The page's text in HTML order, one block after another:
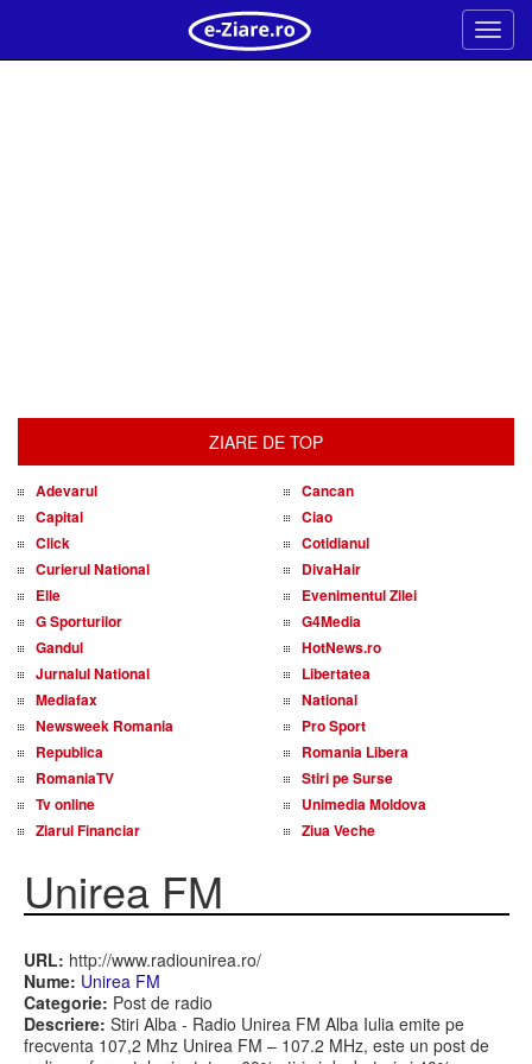
Meniu
ZIARE DE TOP
Adevarul
Cancan
Capital
Ciao
Click
Cotidianul
Curierul National
DivaHair
Elle
Evenimentul Zilei
G Sporturilor
G4Media
Gandul
HotNews.ro
Jurnalul National
Libertatea
Mediafax
National
Newsweek Romania
Pro Sport
Republica
Romania Libera
RomaniaTV
Stiri pe Surse
Tv online
Unimedia Moldova
Ziarul Financiar
Ziua Veche
Unirea FM
URL: http://www.radiounirea.ro/
Nume: Unirea FM
Categorie: Post de radio
Descriere: Stiri Alba - Radio Unirea FM Alba Iulia emite pe
frecventa 107,2 Mhz Unirea FM – 107.2 MHz, este un post de